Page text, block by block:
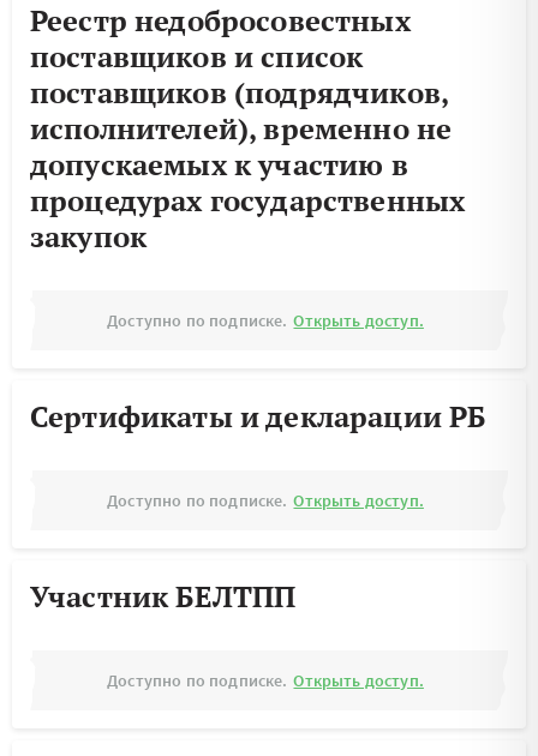
Реестр недобросовестных
поставщиков и список
поставщиков (подрядчиков,
исполнителей), временно не
допускаемых к участию в
процедурах государственных
закупок
Доступно по подписке. Открыть доступ.
Сертификаты и декларации РБ
Доступно по подписке. Открыть доступ.
Участник БЕЛТПП
Доступно по подписке. Открыть доступ.